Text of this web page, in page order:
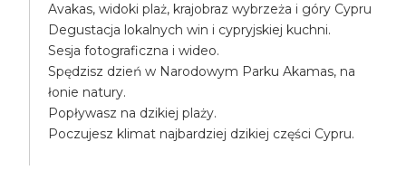
Avakas, widoki plaż, krajobraz wybrzeża i góry Cypru
Degustacja lokalnych win i cypryjskiej kuchni.
Sesja fotograficzna i wideo.
Spędzisz dzień w Narodowym Parku Akamas, na
łonie natury.
Popływasz na dzikiej plaży.
Poczujesz klimat najbardziej dzikiej części Cypru.